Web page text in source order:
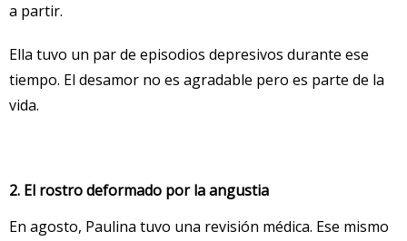
a partir.
Ella tuvo un par de episodios depresivos durante ese
tiempo. El desamor no es agradable pero es parte de la
vida.
2. El rostro deformado por la angustia
En agosto, Paulina tuvo una revisión médica. Ese mismo